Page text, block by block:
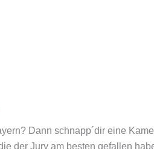
Dann schnapp´dir eine
der Jury am besten gefallen